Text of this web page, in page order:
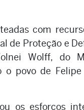
com
Proteção e
Wolff, do
o povo de
os esforços